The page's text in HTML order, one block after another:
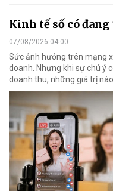
Kinh tế số có
07/08/2026 04:00
Sức ảnh hưởng trên mạng
doanh. Nhưng khi sự chú ý
doanh thu, những giá trị